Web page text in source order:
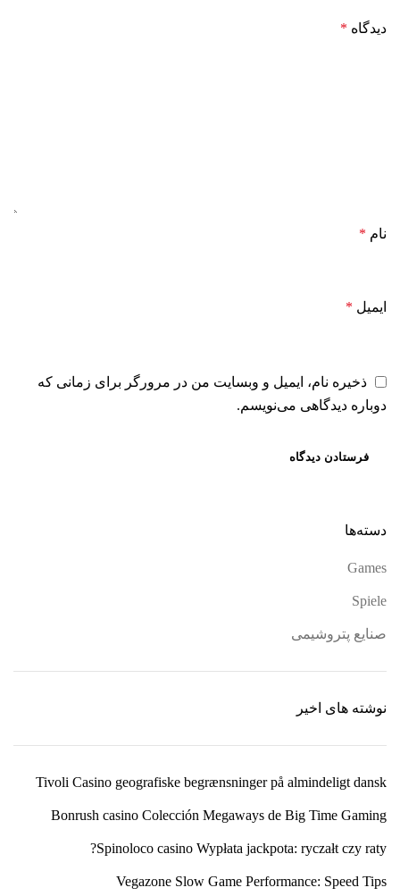
دیدگاه *
نام *
ایمیل *
ذخیره نام، ایمیل و وبسایت من در مرورگر برای زمانی که
دوباره دیدگاهی می‌نویسم.
دسته‌ها
Games
Spiele
صنایع پتروشیمی
نوشته های اخیر
Tivoli Casino geografiske begrænsninger på almindeligt dansk
Bonrush casino Colección Megaways de Big Time Gaming
Spinoloco casino Wypłata jackpota: ryczałt czy raty?
Vegazone Slow Game Performance: Speed Tips